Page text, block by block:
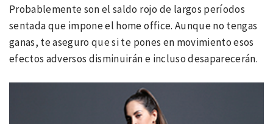
Probablemente son el saldo rojo de largos períodos
sentada que impone el home office. Aunque no tengas
ganas, te aseguro que si te pones en movimiento esos
efectos adversos disminuirán e incluso desaparecerán.